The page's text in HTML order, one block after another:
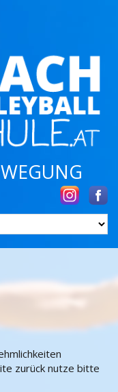
zurück nutze bitte